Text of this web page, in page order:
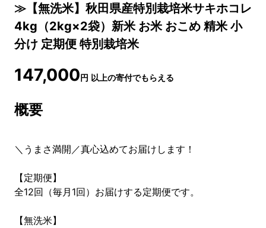
≫【無洗米】秋田県産特別栽培米サキホコレ
4kg（2kg×2袋）新米 お米 おこめ 精米 小
分け 定期便 特別栽培米
147,000円 以上の寄付でもらえる
概要
＼うまさ満開／真心込めてお届けします！
【定期便】
全12回（毎月1回）お届けする定期便です。
【無洗米】